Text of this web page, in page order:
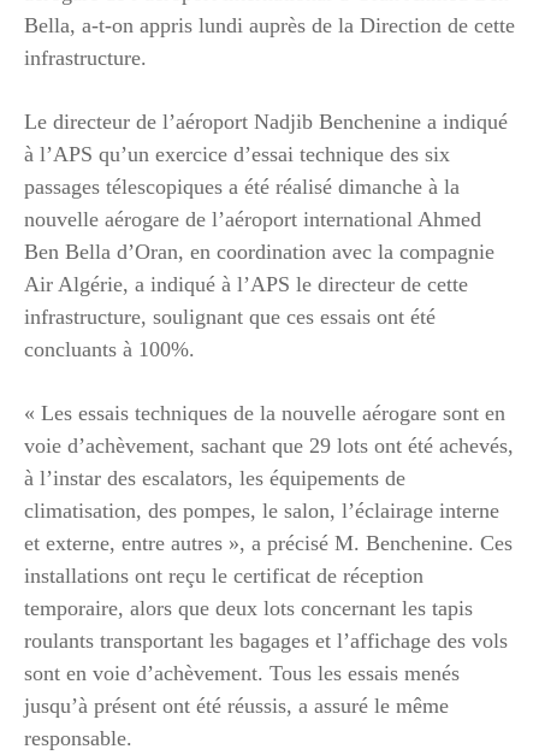
Bella, a-t-on appris lundi auprès de la Direction de cette
infrastructure.
Le directeur de l’aéroport Nadjib Benchenine a indiqué
à l’APS qu’un exercice d’essai technique des six
passages télescopiques a été réalisé dimanche à la
nouvelle aérogare de l’aéroport international Ahmed
Ben Bella d’Oran, en coordination avec la compagnie
Air Algérie, a indiqué à l’APS le directeur de cette
infrastructure, soulignant que ces essais ont été
concluants à 100%.
« Les essais techniques de la nouvelle aérogare sont en
voie d’achèvement, sachant que 29 lots ont été achevés,
à l’instar des escalators, les équipements de
climatisation, des pompes, le salon, l’éclairage interne
et externe, entre autres », a précisé M. Benchenine. Ces
installations ont reçu le certificat de réception
temporaire, alors que deux lots concernant les tapis
roulants transportant les bagages et l’affichage des vols
sont en voie d’achèvement. Tous les essais menés
jusqu’à présent ont été réussis, a assuré le même
responsable.